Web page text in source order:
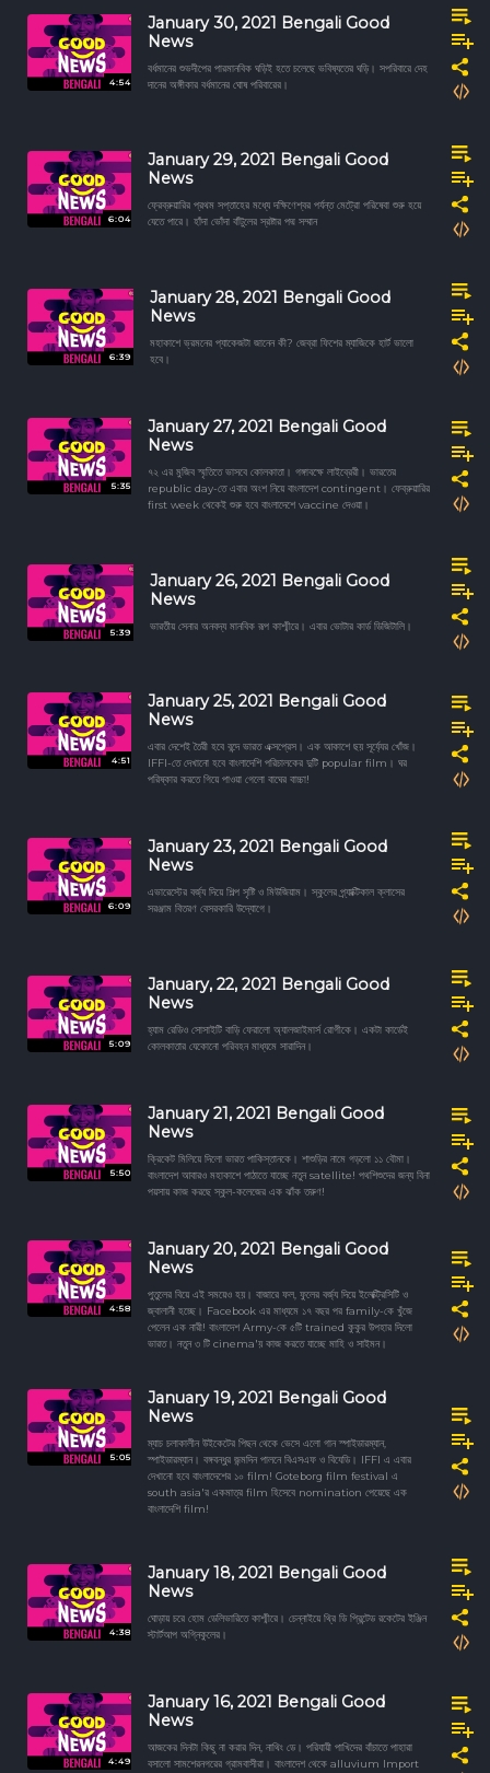
4:54
January 30, 2021 Bengali Good
News
বর্ধমানের শুভদীপের পারমানবিক ঘড়িই হতে চলেছে ভবিষ্যতের ঘড়ি। সপরিবারে দেহ
দানের অঙ্গীকার বর্ধমানের ঘোষ পরিবারের।
6:04
January 29, 2021 Bengali Good
News
ফ্রেব্রুয়ারির প্রথম সপ্তাহের মধ্যে দক্ষিণেশ্বর পর্যন্ত মেট্রো পরিষেবা শুরু হয়ে
যেতে পারে। হাঁদা ভোঁদা বাঁটুলের স্রষ্টার পদ্ম সম্মান
6:39
January 28, 2021 Bengali Good
News
মহাকাশে ভ্রমনের প্যাকেজটা জানেন কী? জেব্রা ফিশের ম্যাজিকে হার্ট ভালো
হবে।
5:35
January 27, 2021 Bengali Good
News
৭২ এর মুজিব স্মৃতিতে ভাসবে কোলকাতা। গঙ্গাবক্ষে লাইব্রেরী। ভারতের
republic day-তে এবার অংশ নিয়ে বাংলাদেশ contingent। ফেব্রুয়ারির
first week থেকেই শুরু হবে বাংলাদেশে vaccine দেওয়া।
5:39
January 26, 2021 Bengali Good
News
ভারতীয় সেনার অনবদ্য মানবিক রূপ কাশ্মীরে। এবার ভোটার কার্ড ডিজিটালি।
4:51
January 25, 2021 Bengali Good
News
এবার দেশেই তৈরী হবে বন্দে ভারত এক্সপ্রেস। এক আকাশে ছয় সূর্য্যের খোঁজ।
IFFI-তে দেখানো হবে বাংলাদেশি পরিচালকের দুটি popular film। ঘর
পরিষ্কার করতে গিয়ে পাওয়া গেলো বাঘের বাচ্চা!
6:09
January 23, 2021 Bengali Good
News
এভারেস্টের বর্জ্য দিয়ে শিল্প সৃষ্টি ও মিউজিয়াম। স্কুলের প্র্যাক্টিকাল ক্লাসের
সরঞ্জাম বিতরণ বেসরকারি উদ্যোগে।
5:09
January, 22, 2021 Bengali Good
News
হ্যাম রেডিও সোসাইটি বাড়ি ফেরালো অ্যালজাইমার্স রোগীকে। একটা কার্ডেই
কোলকাতার যেকোনো পরিবহন মাধ্যমে সারাদিন।
5:50
January 21, 2021 Bengali Good
News
ক্রিকেট মিলিয়ে দিলো ভারত পাকিস্তানকে। শাশুড়ির নামে গড়লো ১১ বৌমা।
বাংলাদেশ আবারও মহাকাশে পাঠাতে যাচ্ছে নতুন satellite! পথশিশুদের জন্য বিনা
পয়সায় কাজ করছে স্কুল-কলেজের এক ঝাঁক তরুণ!
4:58
January 20, 2021 Bengali Good
News
পুতুলের বিয়ে এই সময়েও হয়। বাজারে ফল, ফুলের বর্জ্য দিয়ে ইলেক্ট্রিসিটি ও
জ্বালানী হচ্ছে। Facebook এর মাধ্যমে ১৭ বছর পর family-কে খুঁজে
পেলেন এক নারী! বাংলাদেশ Army-কে ৫টি trained কুকুর উপহার দিলো
ভারত। নতুন ৩ টি cinema'য় কাজ করতে যাচ্ছে মাহি ও সাইমন।
5:05
January 19, 2021 Bengali Good
News
ম্যাচ চলাকালীন উইকেটের পিছন থেকে ভেসে এলো গান স্পাইডারম্যান,
স্পাইডারম্যান। বঙ্গবন্ধুর জন্মদিন পালনে বিএসএফ ও বিযেডি। IFFI এ এবার
দেখানো হবে বাংলাদেশের ১০ film! Goteborg film festival এ
south asia'র একমাত্র film হিসেবে nomination পেয়েছে এক
বাংলাদেশি film!
4:38
January 18, 2021 Bengali Good
News
ঘোড়ায় চরে হোম ডেলিভারিতে কাশ্মীরে। চেন্নাইয়ে থ্রি ডি প্রিন্টেড রকেটের ইঞ্জিন
স্টার্টআপ অগ্নিকুলের।
4:49
January 16, 2021 Bengali Good
News
আজকের দিনটা কিছু না করার দিন, নাথিং ডে। পরিযায়ী পাখিদের বাঁচাতে পাহারা
বসালো সামশেরনগরের গ্রামবাসীরা। বাংলাদেশ থেকে alluvium Import